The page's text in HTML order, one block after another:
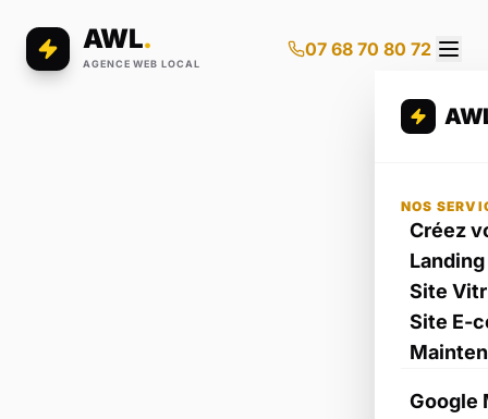
AWL.
AGENCE WEB LOCAL
07 68 70 80 72
NOS
Créez
Site
Site E-
Google